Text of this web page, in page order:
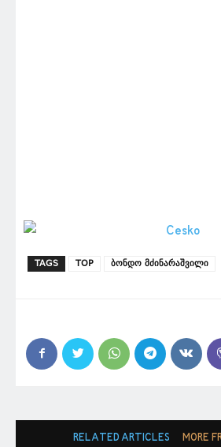
TAGS TOP ბონდო მძინარაშვილი
RELATED ARTICLES MORE